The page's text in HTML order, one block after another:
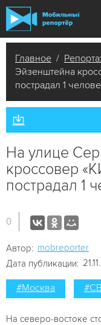
Главное /
Эйзенштейна
пострадал 1
На улице
кроссовер
пострадал 1
0
Автор: mobreporter
Дата публикации:
#Москва
На северо-востоке